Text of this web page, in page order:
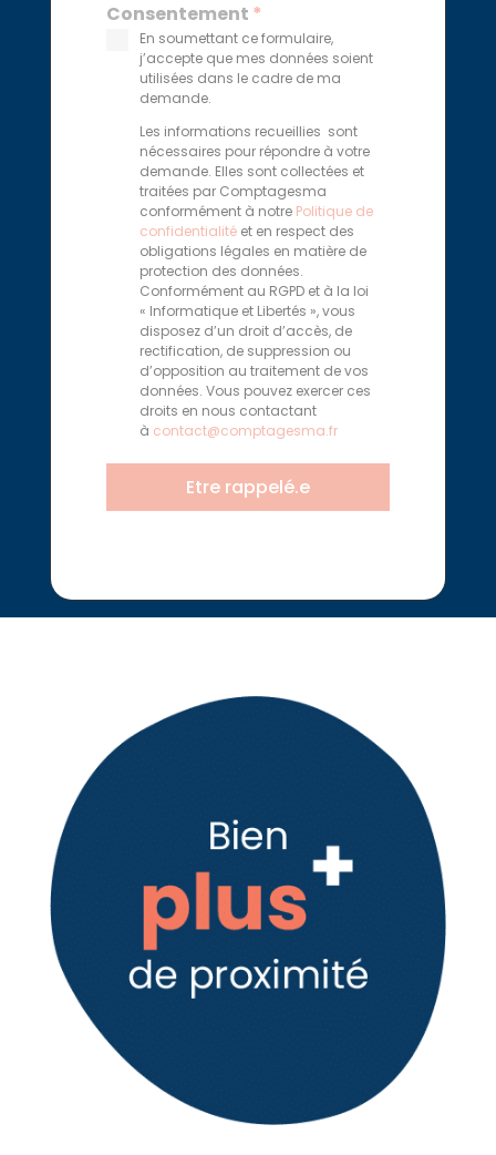
Consentement *
En soumettant ce formulaire,
j’accepte que mes données soient
utilisées dans le cadre de ma
demande.
Les informations recueillies sont
nécessaires pour répondre à votre
demande. Elles sont collectées et
traitées par Comptagesma
conformément à notre Politique de
confidentialitéet en respect des
obligations légales en matière de
protection des données.
Conformément au RGPD et à la loi
« Informatique et Libertés », vous
disposez d’un droit d’accès, de
rectification, de suppression ou
d’opposition au traitement de vos
données. Vous pouvez exercer ces
droits en nous contactant
à contact@comptagesma.fr
Etre rappelé.e